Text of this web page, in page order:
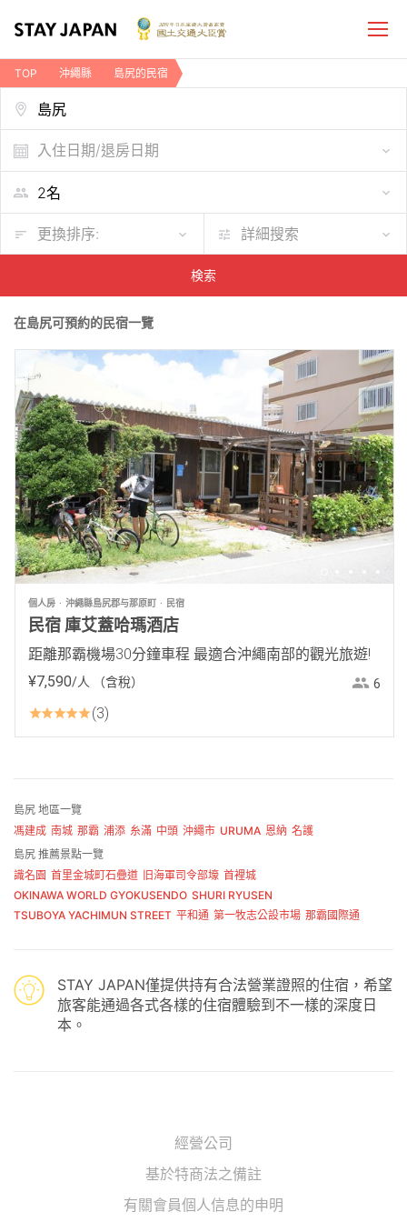
TOP 沖繩縣 島尻的民宿
入住日期/退房日期
更換排序: 詳細搜索
検索
在島尻可預約的民宿一覽
個人房 沖繩縣島尻郡与那原町 民宿
民宿 庫艾蓋哈瑪酒店
距離那霸機場30分鐘車程 最適合沖繩南部的觀光旅遊!
¥7,590/人 （含稅） 6
3
島尻 地區一覽
馮建成 南城 那霸 浦添 糸滿 中頭 沖繩市 URUMA 恩納 名護
島尻 推薦景點一覽
識名園 首里金城町石疊道 旧海軍司令部壕 首裡城
OKINAWA WORLD GYOKUSENDO SHURI RYUSEN
TSUBOYA YACHIMUN STREET 平和通 第一牧志公設市場 那霸國際通
STAY JAPAN僅提供持有合法營業證照的住宿，希望
旅客能通過各式各樣的住宿體驗到不一樣的深度日
本。
經營公司
基於特商法之備註
有關會員個人信息的申明